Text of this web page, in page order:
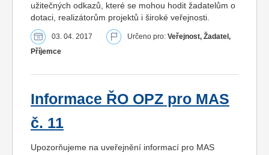
užitečných odkazů, které se mohou hodit žadatelům o
dotaci, realizátorům projektů i široké veřejnosti.
03. 04. 2017 Určeno pro: Veřejnost, Žadatel,
Příjemce
Informace ŘO OPZ pro MAS
č. 11
Upozorňujeme na uveřejnění informací pro MAS